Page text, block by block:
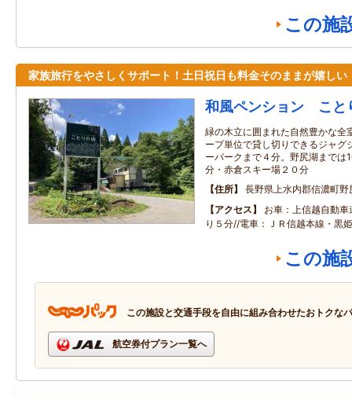
この施
家族旅行をやさしくサポート！土日祝日も料金そのままが嬉しい
和風ペンション こと
緑の木立に囲まれた自然豊かな全
ープ単位で貸し切りできるジャグ
ーパークまで４分。野尻湖までは
分・赤倉スキー場２０分
住所
長野県上水内郡信濃町
アクセス
お車：上信越自動
り５分//電車：ＪＲ信越本線・黒
この施
この施設と交通手段を自由に組み合わせたおトクな
航空券付プラン一覧へ